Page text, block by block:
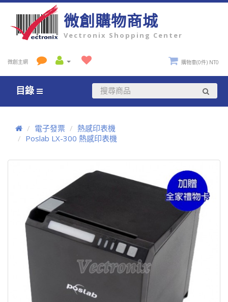
微創購物商城
Vectronix Shopping Center
微創主網 購物車(0件) NT0
目錄
電子發票
熱感印表機
Poslab LX-300 熱感印表機